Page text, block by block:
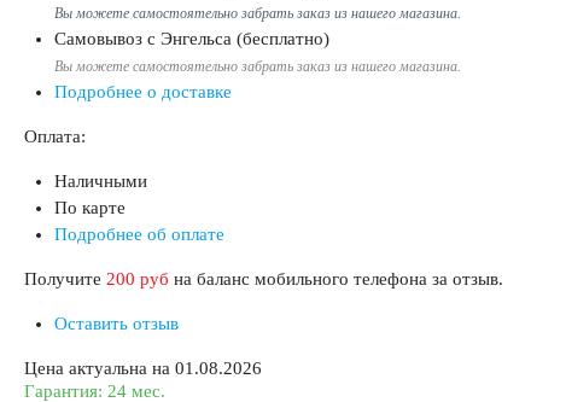
Вы можете самостоятельно забрать заказ из нашего магазина.
Самовывоз с Энгельса (бесплатно)
Вы можете самостоятельно забрать заказ из нашего магазина.
Подробнее о доставке
Оплата:
Наличными
По карте
Подробнее об оплате
Получите 200 руб на баланс мобильного телефона за отзыв.
Оставить отзыв
Цена актуальна на 01.08.2026
Гарантия: 24 мес.